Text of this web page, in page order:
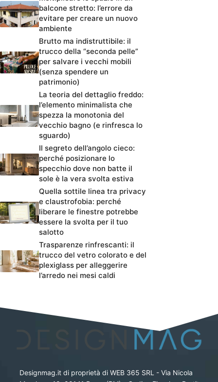
balcone stretto: l’errore da
evitare per creare un nuovo
ambiente
Brutto ma indistruttibile: il
trucco della “seconda pelle”
per salvare i vecchi mobili
(senza spendere un
patrimonio)
La teoria del dettaglio freddo:
l’elemento minimalista che
spezza la monotonia del
vecchio bagno (e rinfresca lo
sguardo)
Il segreto dell’angolo cieco:
perché posizionare lo
specchio dove non batte il
sole è la vera svolta estiva
Quella sottile linea tra privacy
e claustrofobia: perché
liberare le finestre potrebbe
essere la svolta per il tuo
salotto
Trasparenze rinfrescanti: il
trucco del vetro colorato e del
plexiglass per alleggerire
l’arredo nei mesi caldi
Designmag.it di proprietà di WEB 365 SRL - Via Nicola